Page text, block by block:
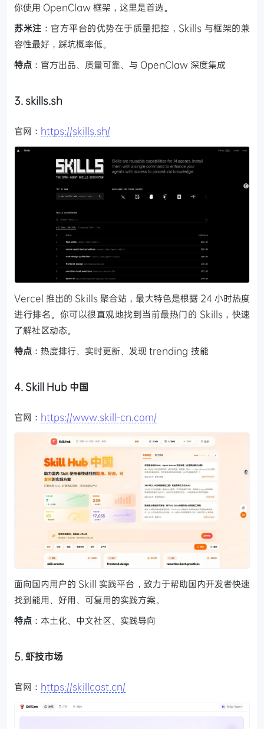
你使用 OpenClaw 框架，这里是首选。
苏米注 ：官方平台的优势在于质量把控，Skills 与框架的兼
容性最好，踩坑概率低。
特点 ：官方出品、质量可靠、与 OpenClaw 深度集成
3. skills.sh
官网： https://skills.sh/
Vercel 推出的 Skills 聚合站，最大特色是根据 24 小时热度
进行排名。你可以很直观地找到当前最热门的 Skills，快速
了解社区动态。
特点 ：热度排行、实时更新、发现 trending 技能
4. Skill Hub 中国
官网： https://www.skill-cn.com/
面向国内用户的 Skill 实践平台，致力于帮助国内开发者快速
找到能用、好用、可复用的实践方案。
特点 ：本土化、中文社区、实践导向
5. 虾技市场
官网： https://skillcast.cn/